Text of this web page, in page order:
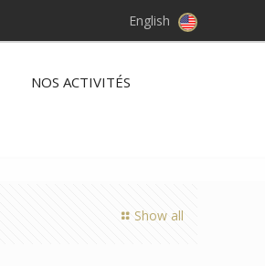
English
NOS ACTIVITÉS
Show all